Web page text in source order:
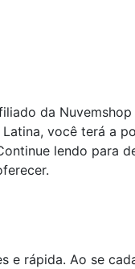
da
você terá a
lendo para
e rápida. Ao se